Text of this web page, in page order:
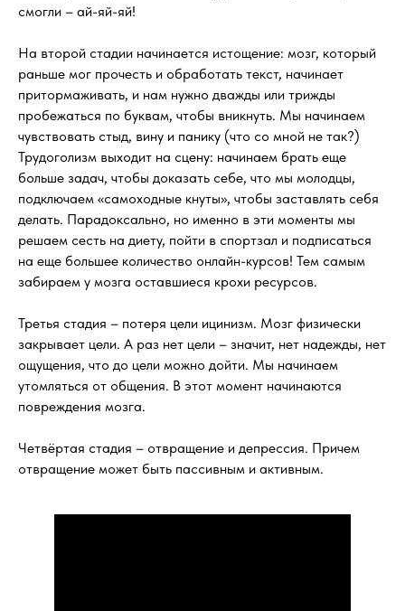
смогли – ай-яй-яй!
На второй стадии начинается истощение: мозг, который
раньше мог прочесть и обработать текст, начинает
притормаживать, и нам нужно дважды или трижды
пробежаться по буквам, чтобы вникнуть. Мы начинаем
чувствовать стыд, вину и панику (что со мной не так?)
Трудоголизм выходит на сцену: начинаем брать еще
больше задач, чтобы доказать себе, что мы молодцы,
подключаем «самоходные кнуты», чтобы заставлять себя
делать. Парадоксально, но именно в эти моменты мы
решаем сесть на диету, пойти в спортзал и подписаться
на еще большее количество онлайн-курсов! Тем самым
забираем у мозга оставшиеся крохи ресурсов.
Третья стадия – потеря цели ицинизм. Мозг физически
закрывает цели. А раз нет цели – значит, нет надежды, нет
ощущения, что до цели можно дойти. Мы начинаем
утомляться от общения. В этот момент начинаются
повреждения мозга.
Четвёртая стадия – отвращение и депрессия. Причем
отвращение может быть пассивным и активным.